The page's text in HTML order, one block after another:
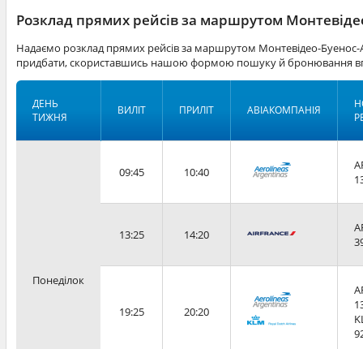
Розклад прямих рейсів за маршрутом
Надаємо розклад прямих рейсів за маршрутом Монтевідео-
придбати, скориставшись нашою формою пошуку й бронювання
ДЕНЬ
ТИЖНЯ
ВИЛІТ ПРИЛІТ АВІАКОМПАНІЯ
Понеділок
09:45 10:40
13:25 14:20
19:25 20:20